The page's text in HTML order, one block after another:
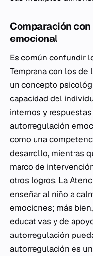
Comparación
emocional
Es común confundir
Temprana con los de
un concepto
capacidad del
internos y
autorregulación
como una
desarrollo, mientras
marco de
otros logros. La
enseñar al niño a
emociones; más
educativas y de
autorregulación
autorregulación es